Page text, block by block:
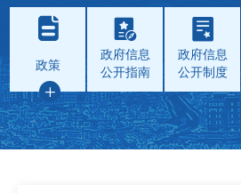
政策
政府信息
公开指南
政府信息
公开制度